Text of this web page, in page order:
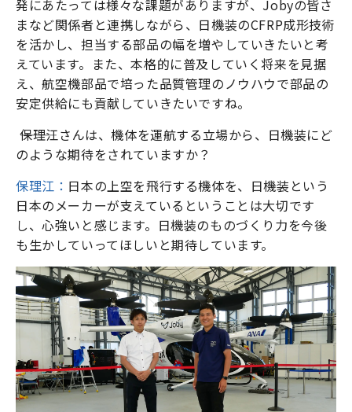
発にあたっては様々な課題がありますが、Jobyの皆さ
まなど関係者と連携しながら、日機装のCFRP成形技術
を活かし、担当する部品の幅を増やしていきたいと考
えています。また、本格的に普及していく将来を見据
え、航空機部品で培った品質管理のノウハウで部品の
安定供給にも貢献していきたいですね。
―――保理江さんは、機体を運航する立場から、日機装にど
のような期待をされていますか？
保理江： 日本の上空を飛行する機体を、日機装という
日本のメーカーが支えているということは大切です
し、心強いと感じます。日機装のものづくり力を今後
も生かしていってほしいと期待しています。